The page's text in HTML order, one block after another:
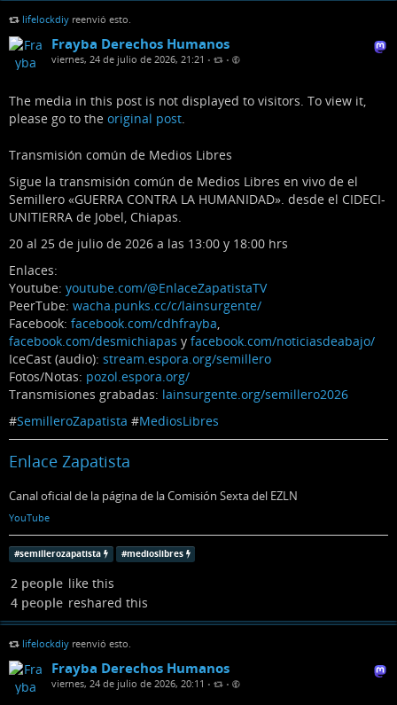
lifelockdiy reenvió esto.
Frayba Derechos Humanos
viernes, 24 de julio de 2026, 21:21 • •
The media in this post is not displayed to visitors. To view it,
please go to the original post.
Transmisión común de Medios Libres
Sigue la transmisión común de Medios Libres en vivo de el
Semillero «GUERRA CONTRA LA HUMANIDAD». desde el CIDECI-
UNITIERRA de Jobel, Chiapas.
20 al 25 de julio de 2026 a las 13:00 y 18:00 hrs
Enlaces:
Youtube: youtube.com/@EnlaceZapatistaTV
PeerTube: wacha.punks.cc/c/lainsurgente/
Facebook: facebook.com/cdhfrayba,
facebook.com/desmichiapas y facebook.com/noticiasdeabajo/
IceCast (audio): stream.espora.org/semillero
Fotos/Notas: pozol.espora.org/
Transmisiones grabadas: lainsurgente.org/semillero2026
#SemilleroZapatista #MediosLibres
Enlace Zapatista
Canal oficial de la página de la Comisión Sexta del EZLN
YouTube
#semillerozapatista #medioslibres
2 people like this
4 people reshared this
lifelockdiy reenvió esto.
Frayba Derechos Humanos
viernes, 24 de julio de 2026, 20:11 • •